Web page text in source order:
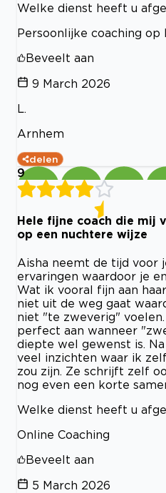
Welke dienst heeft u
Persoonlijke coaching op
Beveelt aan
9 March 2026
L.
Arnhem
delen
9
Hele fijne coach die mij
op een nuchtere wijze
Aisha neemt de tijd voor
ervaringen waardoor je
Wat ik vooral fijn aan
niet uit de weg gaat
niet "te zweverig"
perfect aan wanneer
diepte wel gewenst is.
veel inzichten waar ik
zou zijn. Ze schrijft zelf
nog even een korte
Welke dienst heeft u
Online Coaching
Beveelt aan
5 March 2026